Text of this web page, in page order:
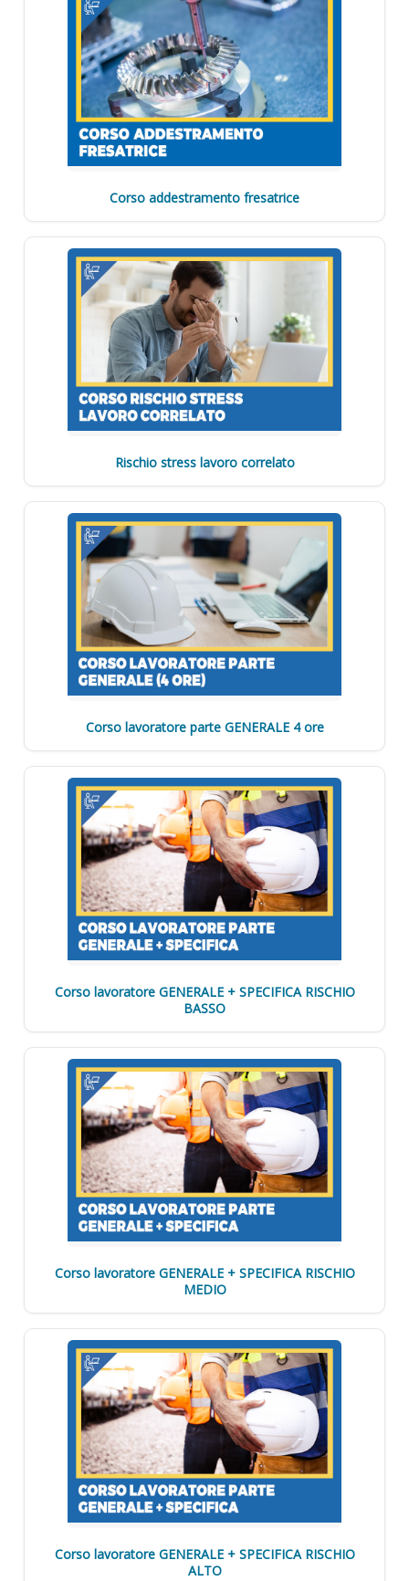
Corso addestramento fresatrice
Rischio stress lavoro correlato
Corso lavoratore parte GENERALE 4 ore
Corso lavoratore GENERALE + SPECIFICA RISCHIO
BASSO
Corso lavoratore GENERALE + SPECIFICA RISCHIO
MEDIO
Corso lavoratore GENERALE + SPECIFICA RISCHIO
ALTO